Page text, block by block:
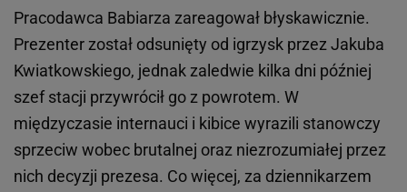
Pracodawca Babiarza zareagował błyskawicznie.
Prezenter został odsunięty od igrzysk przez Jakuba
Kwiatkowskiego, jednak zaledwie kilka dni później
szef stacji przywrócił go z powrotem. W
międzyczasie internauci i kibice wyrazili stanowczy
sprzeciw wobec brutalnej oraz niezrozumiałej przez
nich decyzji prezesa. Co więcej, za dziennikarzem